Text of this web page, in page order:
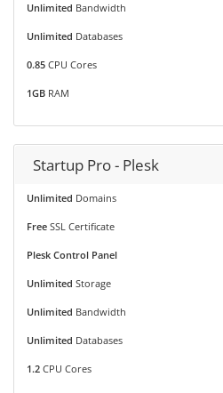
Unlimited Bandwidth
Unlimited Databases
0.85 CPU Cores
1GB RAM
Startup Pro - Plesk
Unlimited Domains
Free SSL Certificate
Plesk Control Panel
Unlimited Storage
Unlimited Bandwidth
Unlimited Databases
1.2 CPU Cores